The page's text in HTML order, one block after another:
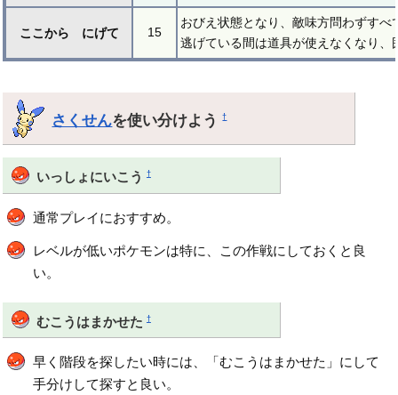
ここから にげて 15
おびえ状態となり、敵味方問わずす
逃げている間は道具が使えなくなり、
さくせんを使い分けよう†
いっしょにいこう †
通常プレイにおすすめ。
レベルが低いポケモンは特に、この作戦にしておくと良
い。
むこうはまかせた †
早く階段を探したい時には、「むこうはまかせた」にして
手分けして探すと良い。